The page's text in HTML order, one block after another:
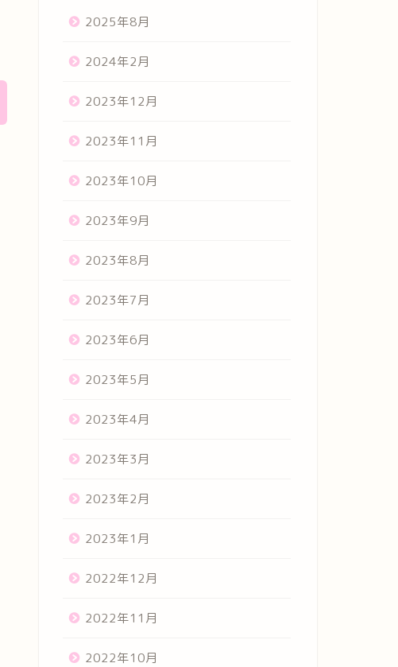
2025年8月
2024年2月
2023年12月
2023年11月
2023年10月
2023年9月
2023年8月
2023年7月
2023年6月
2023年5月
2023年4月
2023年3月
2023年2月
2023年1月
2022年12月
2022年11月
2022年10月